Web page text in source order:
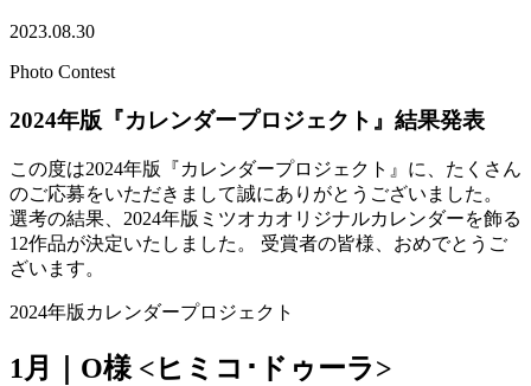
2023.08.30
Photo Contest
2024年版『カレンダープロジェクト』結果発表
この度は2024年版『カレンダープロジェクト』に、たくさん
のご応募をいただきまして誠にありがとうございました。
選考の結果、2024年版ミツオカオリジナルカレンダーを飾る
12作品が決定いたしました。 受賞者の皆様、おめでとうご
ざいます。
2024年版カレンダープロジェクト
1月｜O様 <ヒミコ･ドゥーラ>